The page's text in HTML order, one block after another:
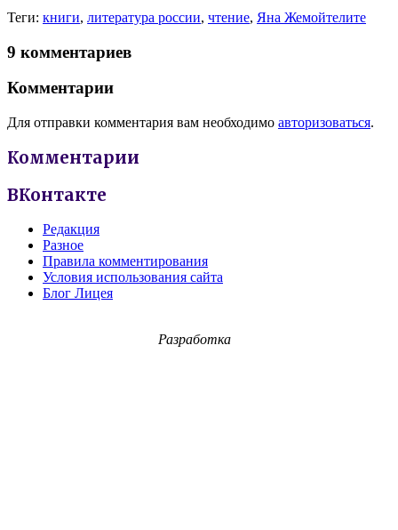
Теги: книги, литература россии, чтение, Яна Жемойтелите
9 комментариев
Комментарии
Для отправки комментария вам необходимо авторизоваться.
Комментарии
ВКонтакте
Редакция
Разное
Правила комментирования
Условия использования сайта
Блог Лицея
Разработка